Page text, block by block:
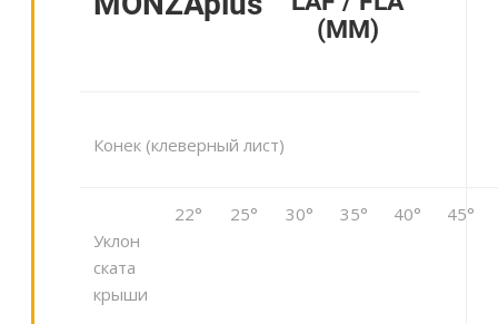
(MM)
Конек (клеверный лист)
Уклон
ската
крыши
22° 25° 30° 35° 40° 45°